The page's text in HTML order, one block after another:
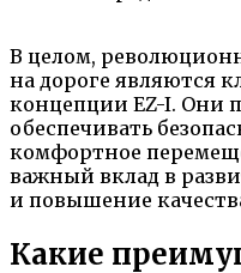
В целом,
на дороге являются
концепции EZ-I. Они
обеспечивать
комфортное
важный вклад в
и повышение
Какие